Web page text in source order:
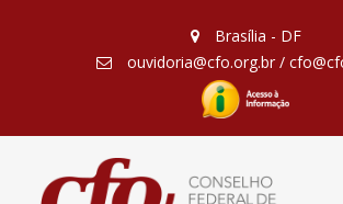
Brasília - DF
ouvidoria@cfo.org.br /